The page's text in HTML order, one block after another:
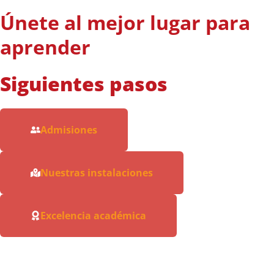
Únete al mejor lugar para
aprender​
Siguientes pasos
Admisiones
Nuestras instalaciones
Excelencia académica